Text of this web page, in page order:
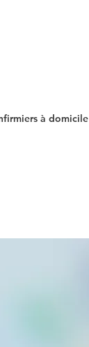
à domicile